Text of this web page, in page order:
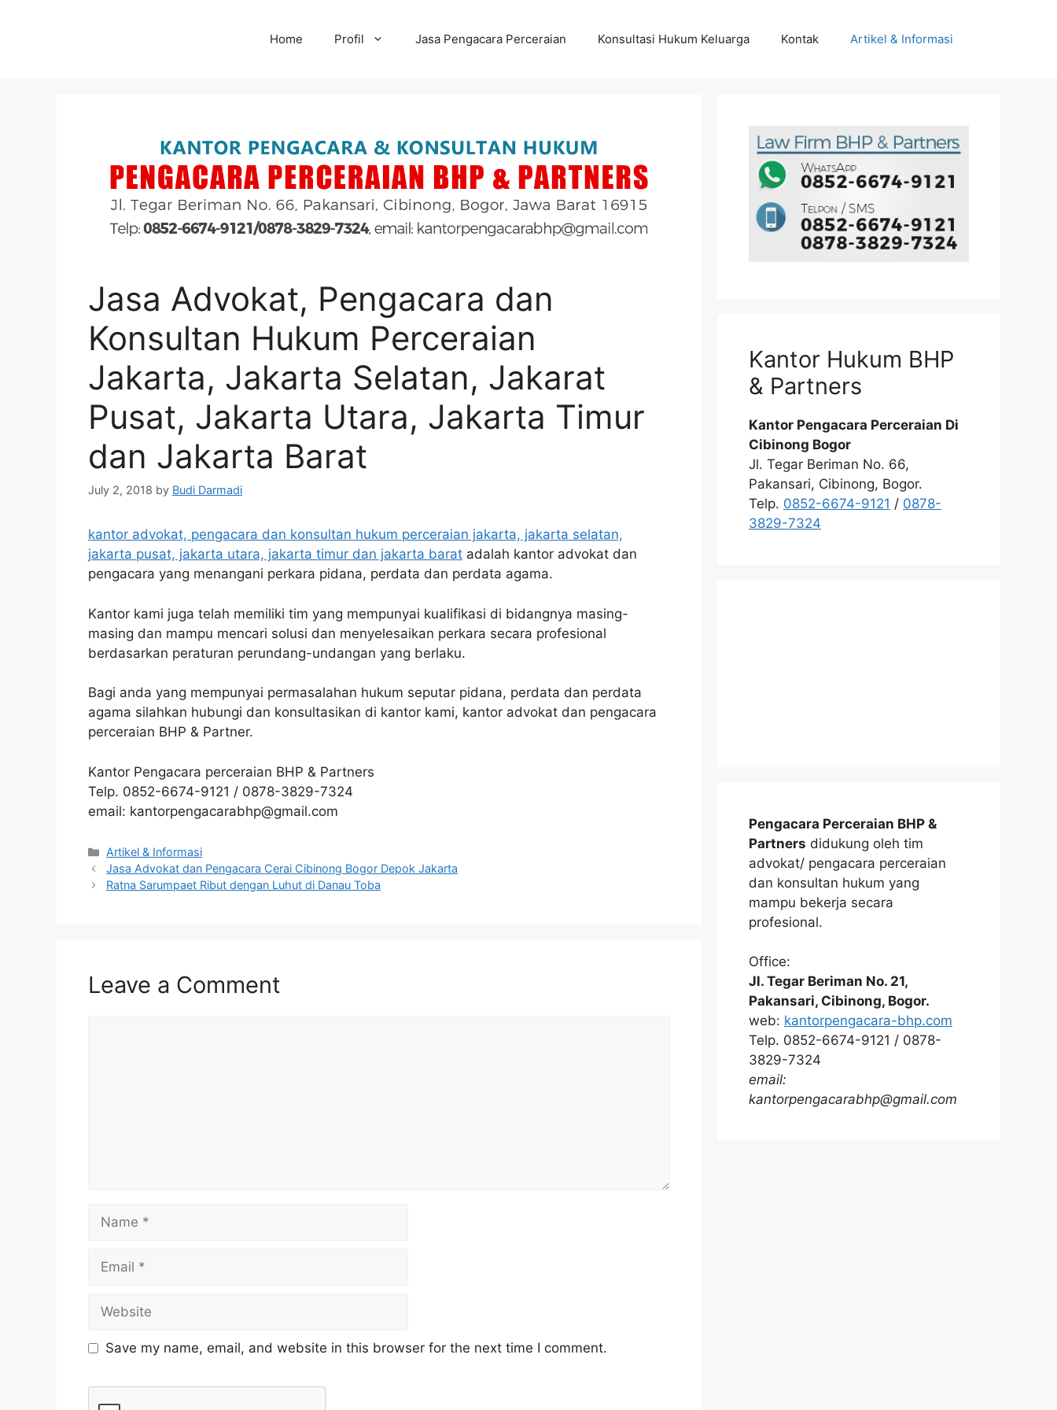
Home Profil Jasa Pengacara Perceraian Konsultasi Hukum Keluarga Kontak Artikel & Informasi
Jasa Advokat, Pengacara dan
Konsultan Hukum Perceraian
Jakarta, Jakarta Selatan, Jakarat
Pusat, Jakarta Utara, Jakarta Timur
dan Jakarta Barat
July 2, 2018 by Budi Darmadi
kantor advokat, pengacara dan konsultan hukum perceraian jakarta, jakarta selatan,
jakarta pusat, jakarta utara, jakarta timur dan jakarta barat adalah kantor advokat dan
pengacara yang menangani perkara pidana, perdata dan perdata agama.
Kantor kami juga telah memiliki tim yang mempunyai kualifikasi di bidangnya masing-
masing dan mampu mencari solusi dan menyelesaikan perkara secara profesional
berdasarkan peraturan perundang-undangan yang berlaku.
Bagi anda yang mempunyai permasalahan hukum seputar pidana, perdata dan perdata
agama silahkan hubungi dan konsultasikan di kantor kami, kantor advokat dan pengacara
perceraian BHP & Partner.
Kantor Pengacara perceraian BHP & Partners
Telp. 0852-6674-9121 / 0878-3829-7324
email: kantorpengacarabhp@gmail.com
Artikel & Informasi
Jasa Advokat dan Pengacara Cerai Cibinong Bogor Depok Jakarta
Ratna Sarumpaet Ribut dengan Luhut di Danau Toba
Leave a Comment
Save my name, email, and website in this browser for the next time I comment.
Kantor Hukum BHP
& Partners
Kantor Pengacara Perceraian Di
Cibinong Bogor
Jl. Tegar Beriman No. 66,
Pakansari, Cibinong, Bogor.
Telp. 0852-6674-9121 / 0878-
3829-7324
Pengacara Perceraian BHP &
Partners didukung oleh tim
advokat/ pengacara perceraian
dan konsultan hukum yang
mampu bekerja secara
profesional.
Office:
Jl. Tegar Beriman No. 21,
Pakansari, Cibinong, Bogor.
web: kantorpengacara-bhp.com
Telp. 0852-6674-9121 / 0878-
3829-7324
email:
kantorpengacarabhp@gmail.com